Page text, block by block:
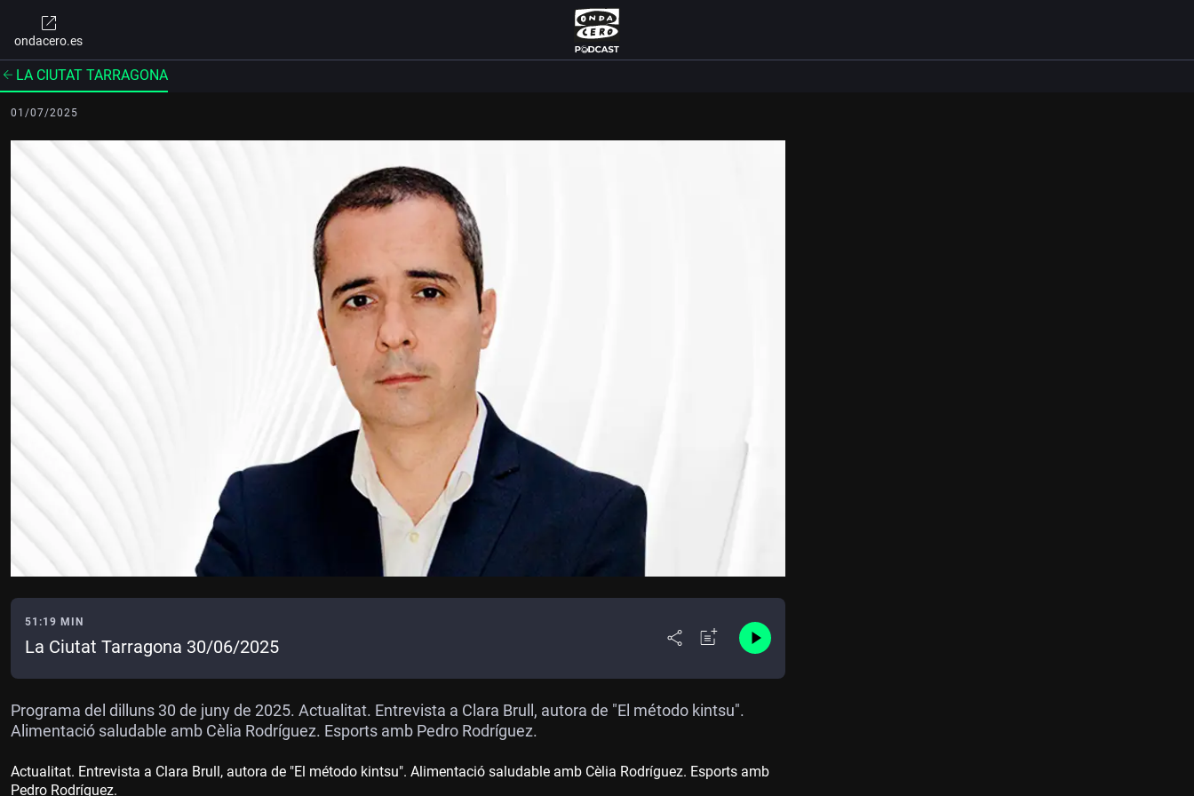
ondacero.es
LA CIUTAT TARRAGONA
01/07/2025
51:19 MIN
La Ciutat Tarragona 30/06/2025
Programa del dilluns 30 de juny de 2025. Actualitat. Entrevista a Clara Brull, autora de "El método kintsu".
Alimentació saludable amb Cèlia Rodríguez. Esports amb Pedro Rodríguez.
Actualitat. Entrevista a Clara Brull, autora de "El método kintsu". Alimentació saludable amb Cèlia Rodríguez. Esports amb
Pedro Rodríguez.